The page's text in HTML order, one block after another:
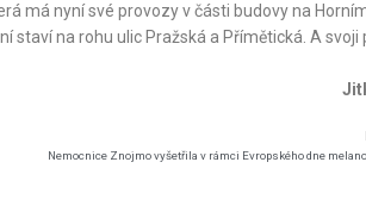
má nyní své provozy v části budovy na
na rohu ulic Pražská a Přímětická. A svoji
Nemocnice Znojmo vyšetřila v rámci Evropského dne